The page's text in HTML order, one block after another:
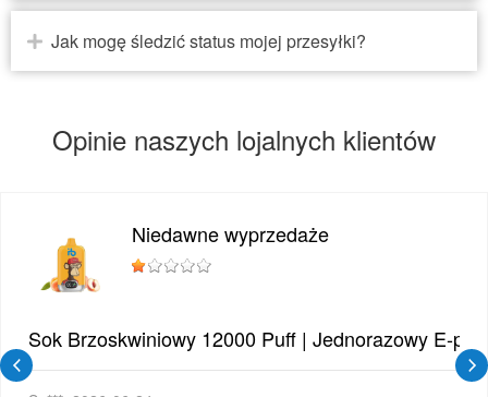
Jak mogę śledzić status mojej przesyłki?
Opinie naszych lojalnych klientów
E-papieros Jednorazowy
Niedawne wyprzedaże
Sok Brzoskwiniowy 12000 Puff | Jednorazowy E-